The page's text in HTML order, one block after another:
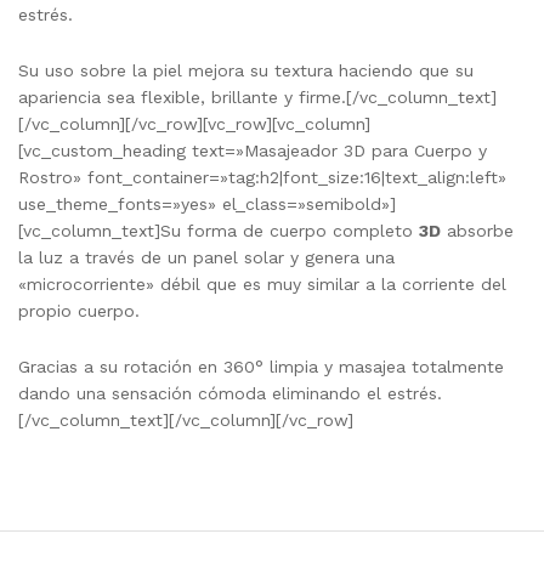
estrés.
Su uso sobre la piel mejora su textura haciendo que su
apariencia sea flexible, brillante y firme.[/vc_column_text]
[/vc_column][/vc_row][vc_row][vc_column]
[vc_custom_heading text=»Masajeador 3D para Cuerpo y
Rostro» font_container=»tag:h2|font_size:16|text_align:left»
use_theme_fonts=»yes» el_class=»semibold»]
[vc_column_text]Su forma de cuerpo completo 3D absorbe
la luz a través de un panel solar y genera una
«microcorriente» débil que es muy similar a la corriente del
propio cuerpo.
Gracias a su rotación en 360° limpia y masajea totalmente
dando una sensación cómoda eliminando el estrés.
[/vc_column_text][/vc_column][/vc_row]